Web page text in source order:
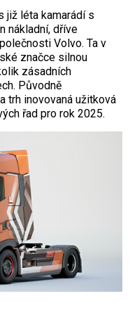
již léta kamarádí s
nákladní, dříve
Volvo. Ta v
značce silnou
zásadních
Původně
trh inovovaná užitková
řad pro rok 2025.